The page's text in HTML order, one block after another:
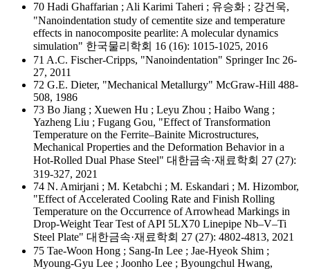
70 Hadi Ghaffarian ; Ali Karimi Taheri ; 유승화 ; 강건욱,
"Nanoindentation study of cementite size and temperature
effects in nanocomposite pearlite: A molecular dynamics
simulation" 한국물리학회 16 (16): 1015-1025, 2016
71 A.C. Fischer-Cripps, "Nanoindentation" Springer Inc 26-
27, 2011
72 G.E. Dieter, "Mechanical Metallurgy" McGraw-Hill 488-
508, 1986
73 Bo Jiang ; Xuewen Hu ; Leyu Zhou ; Haibo Wang ;
Yazheng Liu ; Fugang Gou, "Effect of Transformation
Temperature on the Ferrite–Bainite Microstructures,
Mechanical Properties and the Deformation Behavior in a
Hot-Rolled Dual Phase Steel" 대한금속·재료학회 27 (27):
319-327, 2021
74 N. Amirjani ; M. Ketabchi ; M. Eskandari ; M. Hizombor,
"Effect of Accelerated Cooling Rate and Finish Rolling
Temperature on the Occurrence of Arrowhead Markings in
Drop-Weight Tear Test of API 5LX70 Linepipe Nb–V–Ti
Steel Plate" 대한금속·재료학회 27 (27): 4802-4813, 2021
75 Tae‑Woon Hong ; Sang‑In Lee ; Jae‑Hyeok Shim ;
Myoung‑Gyu Lee ; Joonho Lee ; Byoungchul Hwang,